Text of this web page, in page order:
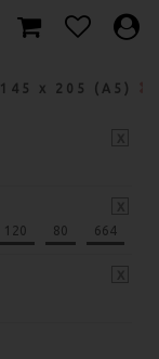
145 x 205 (A5)
120 80 664